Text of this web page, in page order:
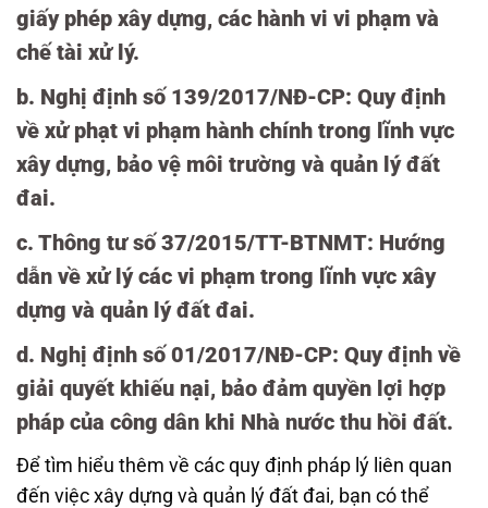
giấy phép xây dựng, các hành vi vi phạm và
chế tài xử lý.
b. Nghị định số 139/2017/NĐ-CP: Quy định
về xử phạt vi phạm hành chính trong lĩnh vực
xây dựng, bảo vệ môi trường và quản lý đất
đai.
c. Thông tư số 37/2015/TT-BTNMT: Hướng
dẫn về xử lý các vi phạm trong lĩnh vực xây
dựng và quản lý đất đai.
d. Nghị định số 01/2017/NĐ-CP: Quy định về
giải quyết khiếu nại, bảo đảm quyền lợi hợp
pháp của công dân khi Nhà nước thu hồi đất.
Để tìm hiểu thêm về các quy định pháp lý liên quan
đến việc xây dựng và quản lý đất đai, bạn có thể